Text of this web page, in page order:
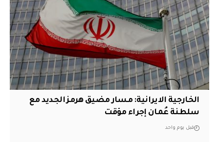
الخارجية الايرانية: مسار مضيق هرمز الجديد مع
سلطنة عُمان إجراء مؤقت
قبل يوم واحد